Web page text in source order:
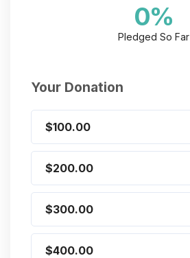
0%
Pledged So Far
Your Donation
$100.00
$200.00
$300.00
$400.00